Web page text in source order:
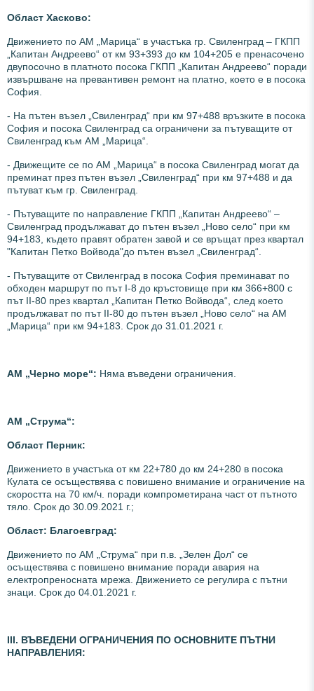
Област Хасково:
Движението по АМ „Марица“ в участъка гр. Свиленград – ГКПП
„Капитан Андреево“ от км 93+393 до км 104+205 е пренасочено
двупосочно в платното посока ГКПП „Капитан Андреево“ поради
извършване на превантивен ремонт на платно, което е в посока
София.
- На пътен възел „Свиленград“ при км 97+488 връзките в посока
София и посока Свиленград са ограничени за пътуващите от
Свиленград към АМ „Марица“.
- Движещите се по АМ „Марица“ в посока Свиленград могат да
преминат през пътен възел „Свиленград“ при км 97+488 и да
пътуват към гр. Свиленград.
- Пътуващите по направление ГКПП „Капитан Андреево“ –
Свиленград продължават до пътен възел „Ново село“ при км
94+183, където правят обратен завой и се връщат през квартал
"Капитан Петко Войвода"до пътен възел „Свиленград“.
- Пътуващите от Свиленград в посока София преминават по
обходен маршрут по път I-8 до кръстовище при км 366+800 с
път II-80 през квартал „Капитан Петко Войвода“, след което
продължават по път II-80 до пътен възел „Ново село“ на АМ
„Марица“ при км 94+183. Срок до 31.01.2021 г.
АМ „Черно море“: Няма въведени ограничения.
АМ „Струма“:
Област Перник:
Движението в участъка от км 22+780 до км 24+280 в посока
Кулата се осъществява с повишено внимание и ограничение на
скоростта на 70 км/ч. поради компрометирана част от пътното
тяло. Срок до 30.09.2021 г.;
Област: Благоевград:
Движението по АМ „Струма“ при п.в. „Зелен Дол“ се
осъществява с повишено внимание поради авария на
електропреносната мрежа. Движението се регулира с пътни
знаци. Срок до 04.01.2021 г.
ІІI. ВЪВЕДЕНИ ОГРАНИЧЕНИЯ ПО ОСНОВНИТЕ ПЪТНИ
НАПРАВЛЕНИЯ: